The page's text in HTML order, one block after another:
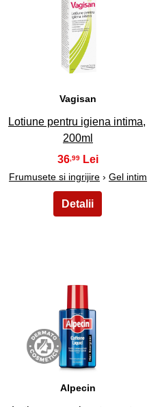
29
Vagisan
Lotiune pentru igiena intima,
200ml
36,99
Frumusete si ingrijire› Gel intim
31
Alpecin